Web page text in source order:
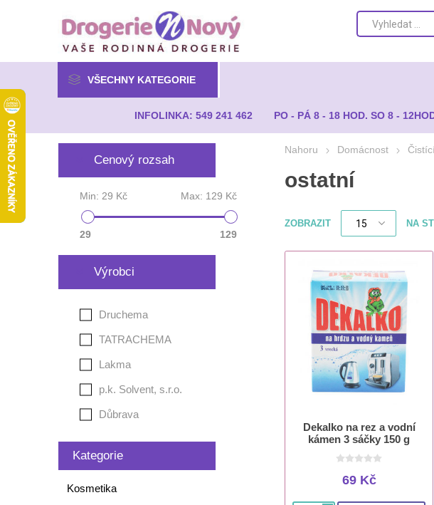
VŠECHNY KATEGORIE
INFOLINKA: 549 241 462 PO - PÁ 8 - 18 HOD. SO 8 -
Nahoru Domácnost
ostatní
ZOBRAZIT NA
Dekalko na rez a vodní
kámen 3 sáčky 150 g
69 Kč
Cenový rozsah
Min: 29 Kč Max: 129 Kč
29 129
Výrobci
Druchema
TATRACHEMA
Lakma
p.k. Solvent, s.r.o.
Důbrava
Kategorie
Kosmetika